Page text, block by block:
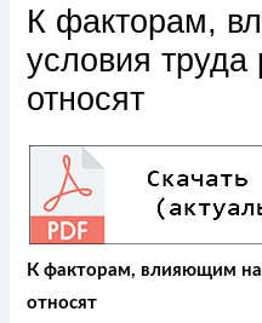
К факторам,
условия труда
относят
К факторам, влияющим на
относят